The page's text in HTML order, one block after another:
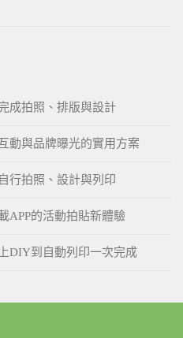
成拍照、排版與設計
動與品牌曝光的實用方案
行拍照、設計與列印
APP的活動拍貼新體驗
DIY到自動列印一次完成